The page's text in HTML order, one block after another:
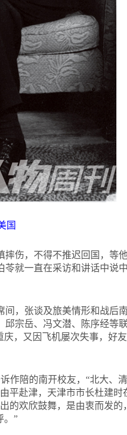
国
伤，不得不推迟回国，等
就一直在采访和讲话中说
，张谈及旅美情形和战后
宗岳、冯文潜、陈序经等
，又因飞机屡次失事，好
作陪的南开校友，“北大
平赴津，天津市市长杜建时
的欢欣鼓舞，是由衷而发
。”